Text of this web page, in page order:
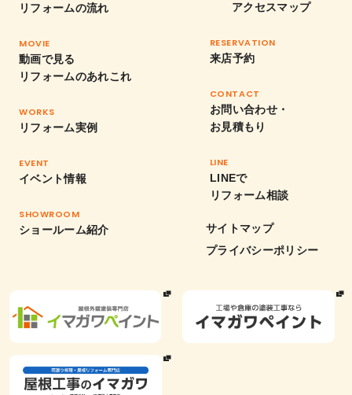
リフォームの流れ
MOVIE
動画で見る
リフォームのあれこれ
WORKS
リフォーム実例
EVENT
イベント情報
SHOWROOM
ショールーム紹介
アクセスマップ
RESERVATION
来店予約
CONTACT
お問い合わせ・
お見積もり
LINE
LINEで
リフォーム相談
サイトマップ
プライバシーポリシー